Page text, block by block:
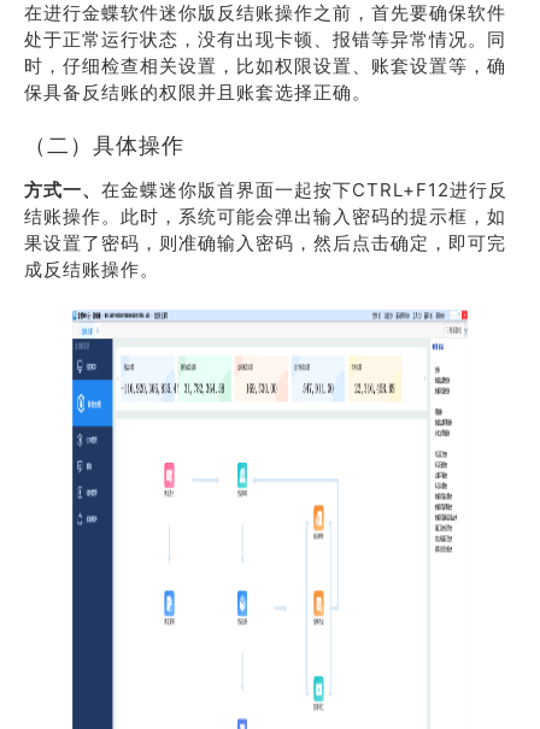
在进行金蝶软件迷你版反结账操作之前，首先要确保软件
处于正常运行状态，没有出现卡顿、报错等异常情况。同
时，仔细检查相关设置，比如权限设置、账套设置等，确
保具备反结账的权限并且账套选择正确。
（二）具体操作
方式一、 在金蝶迷你版首界面一起按下CTRL+F12进行反
结账操作。此时，系统可能会弹出输入密码的提示框，如
果设置了密码，则准确输入密码，然后点击确定，即可完
成反结账操作。